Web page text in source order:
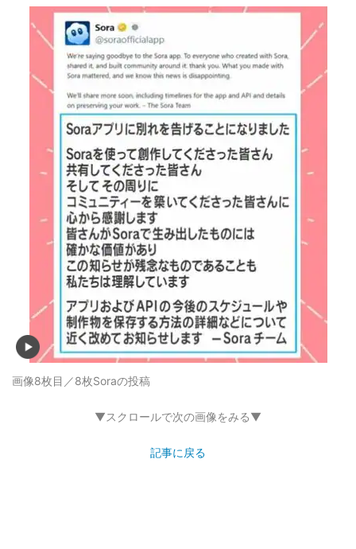
画像8枚目／8枚Soraの投稿
▼スクロールで次の画像をみる▼
記事に戻る